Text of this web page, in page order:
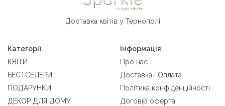
Доставка квітів у Тернополі
Категорії
КВІТИ
БЕСТСЕЛЕРИ
ПОДАРУНКИ
ДЕКОР ДЛЯ ДОМУ
Інформація
Про нас
Доставка і Оплата
Політика конфіденційності
Договір оферта